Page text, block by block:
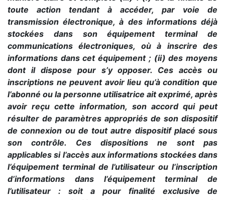
toute action tendant à accéder, par voie de
transmission électronique, à des informations déjà
stockées dans son équipement terminal de
communications électroniques, où à inscrire des
informations dans cet équipement ; (ii) des moyens
dont il dispose pour s’y opposer. Ces accès ou
inscriptions ne peuvent avoir lieu qu’à condition que
l’abonné ou la personne utilisatrice ait exprimé, après
avoir reçu cette information, son accord qui peut
résulter de paramètres appropriés de son dispositif
de connexion ou de tout autre dispositif placé sous
son contrôle. Ces dispositions ne sont pas
applicables si l’accès aux informations stockées dans
l’équipement terminal de l’utilisateur ou l’inscription
d’informations dans l’équipement terminal de
l’utilisateur : soit a pour finalité exclusive de